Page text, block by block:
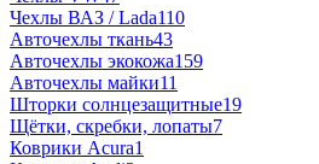
Чехлы ВАЗ / Lada110
Авточехлы ткань43
Авточехлы экокожа159
Авточехлы майки11
Шторки солнцезащитные19
Щётки, скребки, лопаты7
Коврики Acura1